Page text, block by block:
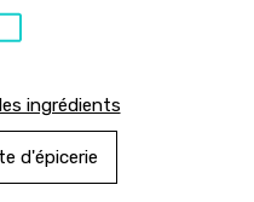
ingrédients
d'épicerie